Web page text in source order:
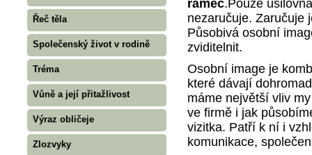
Řeč těla
Společenský život v rodině
Tréma
Vůně a její přitažlivost
Výraz obličeje
Zlozvyky
rámec.Pouze
nezaručuje. Zaručuje
Působivá osobní
zviditelnit.
Osobní image je
které dávají
máme největší vliv
ve firmě i jak
vizitka. Patří k ní i
komunikace,